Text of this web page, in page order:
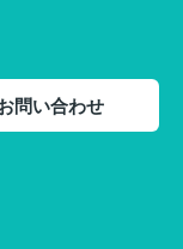
問い合わせ